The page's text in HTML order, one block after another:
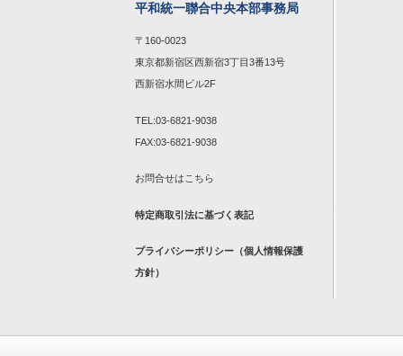
平和統一聯合中央本部事務局
〒160-0023
東京都新宿区西新宿3丁目3番13号
西新宿水間ビル2F
TEL:03-6821-9038
FAX:03-6821-9038
お問合せは こちら
特定商取引法に基づく表記
プライバシーポリシー（個人情報保護
方針）